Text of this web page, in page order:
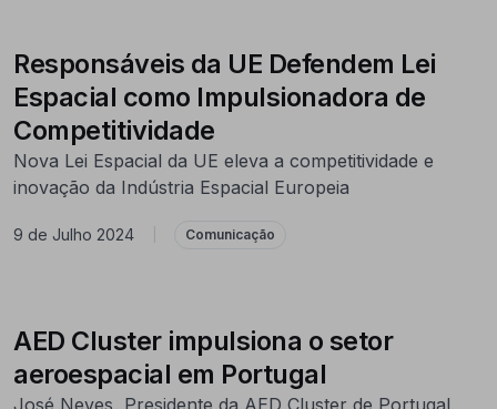
Responsáveis da UE Defendem Lei
Espacial como Impulsionadora de
Competitividade
Nova Lei Espacial da UE eleva a competitividade e
inovação da Indústria Espacial Europeia
9 de Julho 2024 Comunicação
AED Cluster impulsiona o setor
aeroespacial em Portugal
José Neves, Presidente da AED Cluster de Portugal,